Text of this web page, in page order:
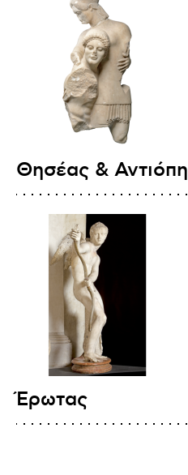
Θησέας & Αντιόπη
Έρωτας